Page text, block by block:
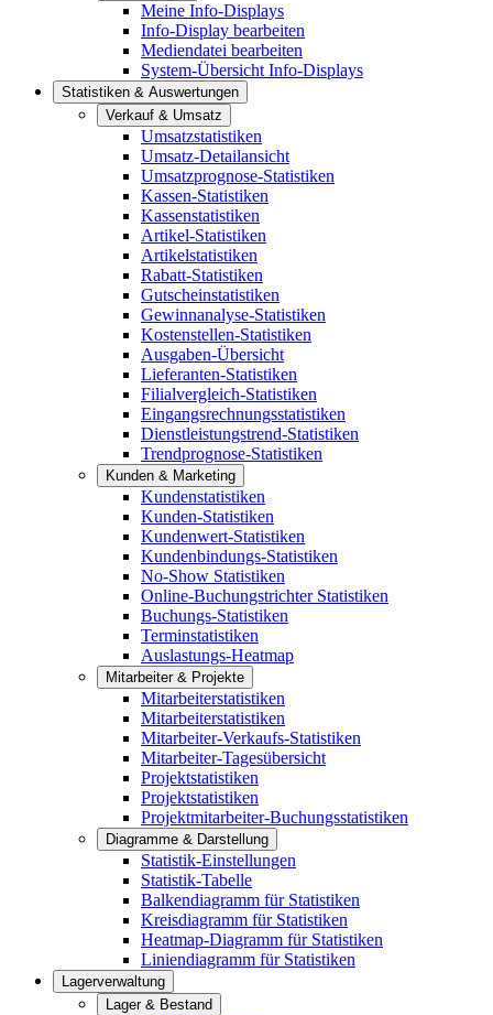
Meine Info-Displays
Info-Display bearbeiten
Mediendatei bearbeiten
System-Übersicht Info-Displays
Statistiken & Auswertungen
Verkauf & Umsatz
Umsatzstatistiken
Umsatz-Detailansicht
Umsatzprognose-Statistiken
Kassen-Statistiken
Kassenstatistiken
Artikel-Statistiken
Artikelstatistiken
Rabatt-Statistiken
Gutscheinstatistiken
Gewinnanalyse-Statistiken
Kostenstellen-Statistiken
Ausgaben-Übersicht
Lieferanten-Statistiken
Filialvergleich-Statistiken
Eingangsrechnungsstatistiken
Dienstleistungstrend-Statistiken
Trendprognose-Statistiken
Kunden & Marketing
Kundenstatistiken
Kunden-Statistiken
Kundenwert-Statistiken
Kundenbindungs-Statistiken
No-Show Statistiken
Online-Buchungstrichter Statistiken
Buchungs-Statistiken
Terminstatistiken
Auslastungs-Heatmap
Mitarbeiter & Projekte
Mitarbeiterstatistiken
Mitarbeiterstatistiken
Mitarbeiter-Verkaufs-Statistiken
Mitarbeiter-Tagesübersicht
Projektstatistiken
Projektstatistiken
Projektmitarbeiter-Buchungsstatistiken
Diagramme & Darstellung
Statistik-Einstellungen
Statistik-Tabelle
Balkendiagramm für Statistiken
Kreisdiagramm für Statistiken
Heatmap-Diagramm für Statistiken
Liniendiagramm für Statistiken
Lagerverwaltung
Lager & Bestand